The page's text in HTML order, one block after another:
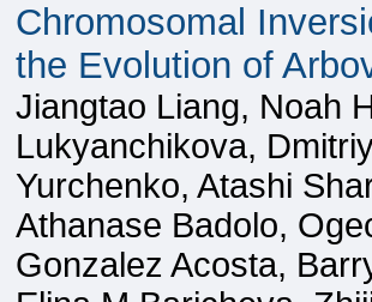
Chromosomal
the Evolution of
Jiangtao Liang, Noah
Lukyanchikova,
Yurchenko, Atashi
Athanase Badolo,
Gonzalez Acosta,